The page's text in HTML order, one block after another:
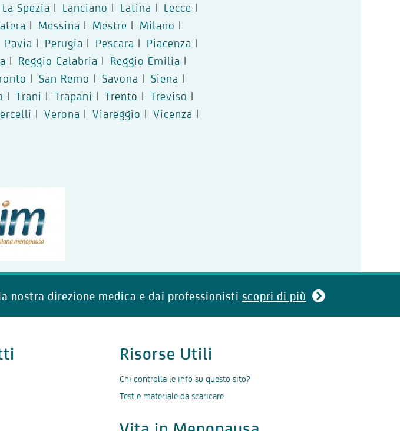
La Spezia | Lanciano | Latina | Lecce |
| Messina | Mestre | Milano |
Pavia | Perugia | Pescara | Piacenza |
| Reggio Calabria | Reggio Emilia |
| San Remo | Savona | Siena |
| Trani | Trapani | Trento | Treviso |
| Verona | Viareggio | Vicenza |
direzione medica e dai professionisti scopri di più
Risorse Utili
Chi controlla le info su questo sito?
Test e materiale da scaricare